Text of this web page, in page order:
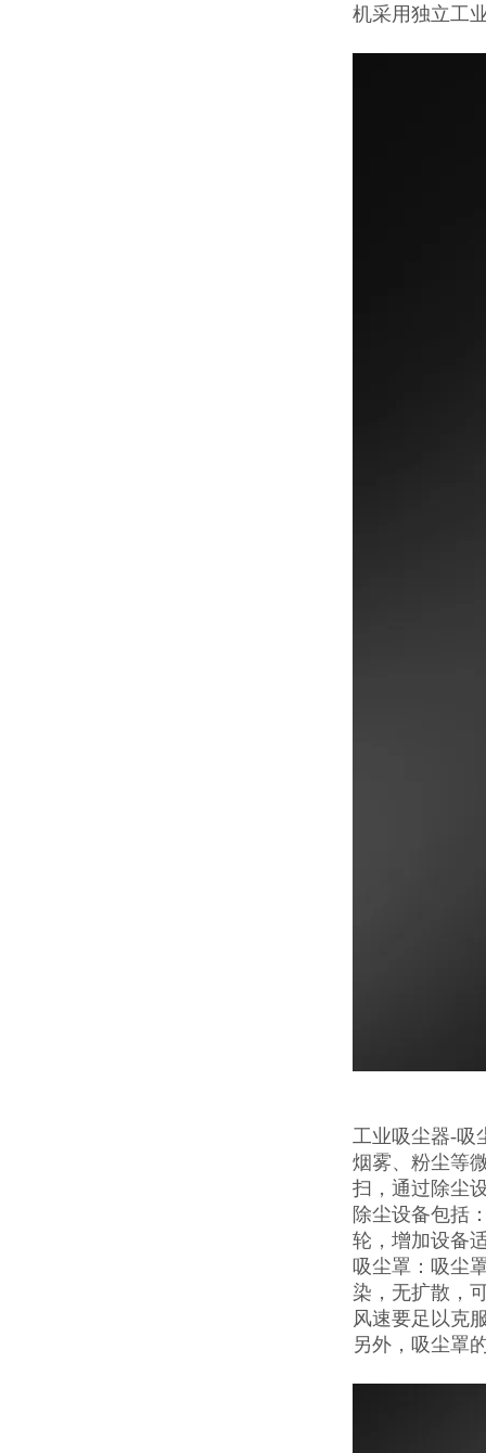
机采用独立工
工业吸尘器-吸
烟雾、粉尘等
扫，通过除尘
除尘设备包括
轮，增加设备
吸尘罩：吸尘
染，无扩散，
风速要足以克
另外，吸尘罩